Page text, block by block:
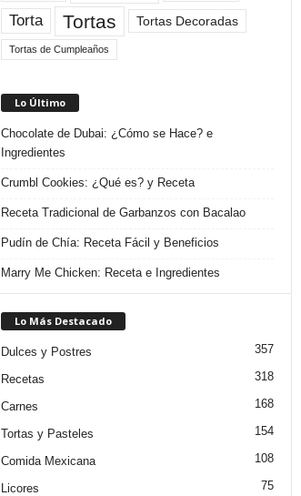
Torta Tortas Tortas Decoradas
Tortas de Cumpleaños
Lo Último
Chocolate de Dubai: ¿Cómo se Hace? e
Ingredientes
Crumbl Cookies: ¿Qué es? y Receta
Receta Tradicional de Garbanzos con Bacalao
Pudín de Chía: Receta Fácil y Beneficios
Marry Me Chicken: Receta e Ingredientes
Lo Más Destacado
Dulces y Postres 357
Recetas 318
Carnes 168
Tortas y Pasteles 154
Comida Mexicana 108
Licores 75